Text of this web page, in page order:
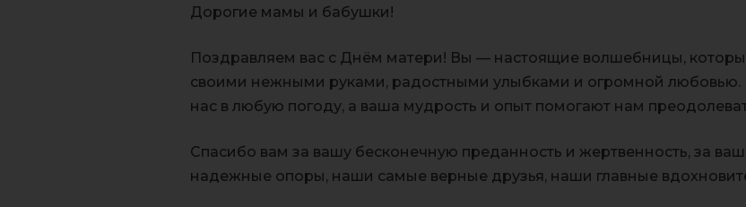
Дорогие мамы и бабушки!
Поздравляем вас с Днём матери! Вы — настоящие волшебницы,
своими нежными руками, радостными улыбками и огромной любовью.
нас в любую погоду, а ваша мудрость и опыт помогают нам
Спасибо вам за вашу бесконечную преданность и жертвенность, за
надежные опоры, наши самые верные друзья, наши главные